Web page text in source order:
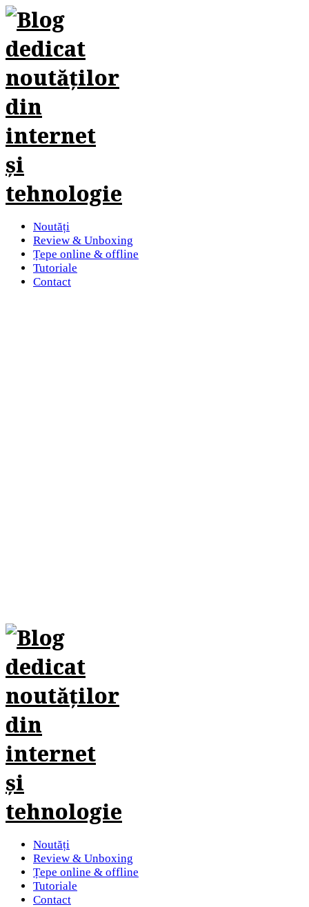
Noutăți
Review & Unboxing
Țepe online & offline
Tutoriale
Contact
Noutăți
Review & Unboxing
Țepe online & offline
Tutoriale
Contact